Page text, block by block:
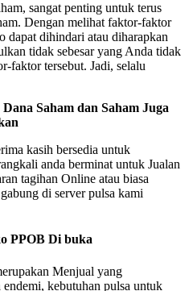
sangat penting untuk terus
Dengan melihat faktor-faktor
dapat dihindari atau diharapkan
tidak sebesar yang Anda tidak
faktor tersebut. Jadi, selalu
Saham dan Saham Juga
kasih bersedia untuk
anda berminat untuk Jualan
tagihan Online atau biasa
di server pulsa kami
PPOB Di buka
Menjual yang
kebutuhan pulsa untuk